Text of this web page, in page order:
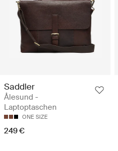
Saddler
Ålesund -
Laptoptaschen
ONE SIZE
249 €